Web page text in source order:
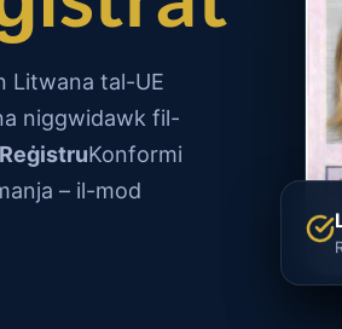
Litwana tal-UE
niggwidawk fil-
ReġistruKonformi
– il-mod